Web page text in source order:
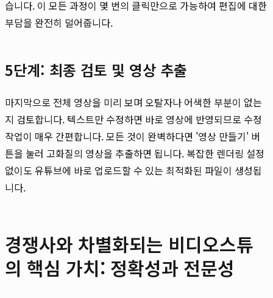
습니다. 이 모든 과정이 몇 번의 클릭만으로 가능하여 편집에 대한
부담을 완전히 덜어줍니다.
5단계: 최종 검토 및 영상 추출
마지막으로 전체 영상을 미리 보며 오탈자나 어색한 부분이 없는
지 검토합니다. 텍스트만 수정하면 바로 영상에 반영되므로 수정
작업이 매우 간편합니다. 모든 것이 완벽하다면 '영상 만들기' 버
튼을 눌러 고화질의 영상을 추출하면 됩니다. 복잡한 렌더링 설정
없이도 유튜브에 바로 업로드할 수 있는 최적화된 파일이 생성됩
니다.
경쟁사와 차별화되는 비디오스튜
의 핵심 가치: 정확성과 전문성